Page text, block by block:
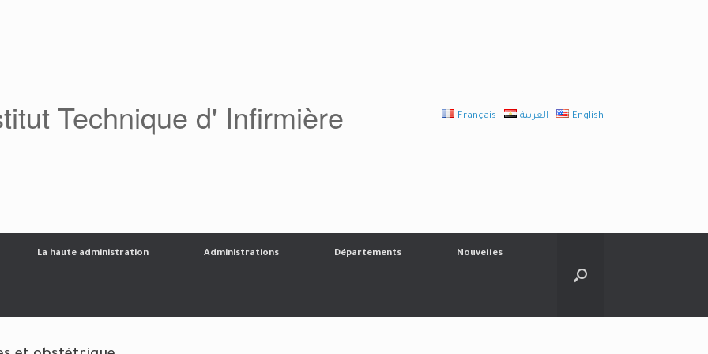
Technique d' Infirmière Français العربية English
La haute administration Administrations Départements Nouvelles